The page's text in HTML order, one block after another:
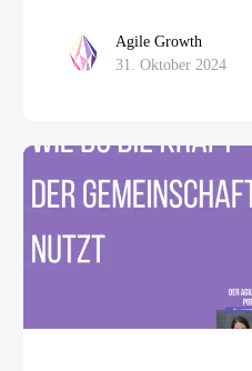
Agile Growth
31. Oktober 2024